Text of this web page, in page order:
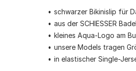
schwarzer Bikinislip für
aus der SCHIESSER
kleines Aqua-Logo am
unsere Models tragen
in elastischer Single-